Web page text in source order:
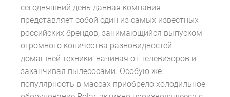
сегодняшний день данная компания
представляет собой один из самых известных
российских брендов, занимающийся выпуском
огромного количества разновидностей
домашней техники, начиная от телевизоров и
заканчивая пылесосами. Особую же
популярность в массах приобрело холодильное